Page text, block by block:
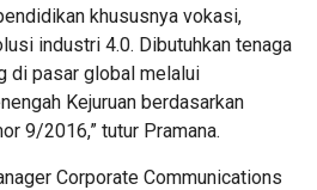
khususnya vokasi,
industri 4.0. Dibutuhkan tenaga
di pasar global melalui
Kejuruan berdasarkan
9/2016,” tutur Pramana.
Corporate Communications